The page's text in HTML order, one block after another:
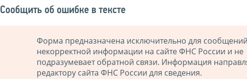
Сообщить об ошибке в тексте
Форма предназначена исключительно для
некорректной информации на сайте ФНС России и не
подразумевает обратной связи. Информация
редактору сайта ФНС России для сведения.